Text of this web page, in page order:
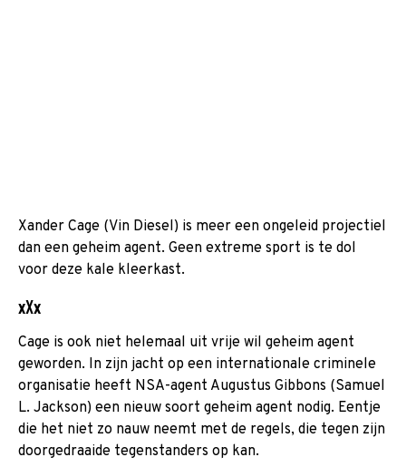
Xander Cage (Vin Diesel) is meer een ongeleid projectiel
dan een geheim agent. Geen extreme sport is te dol
voor deze kale kleerkast.
xXx
Cage is ook niet helemaal uit vrije wil geheim agent
geworden. In zijn jacht op een internationale criminele
organisatie heeft NSA-agent Augustus Gibbons (Samuel
L. Jackson) een nieuw soort geheim agent nodig. Eentje
die het niet zo nauw neemt met de regels, die tegen zijn
doorgedraaide tegenstanders op kan.